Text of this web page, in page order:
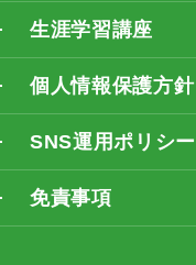
生涯学習講座
個人情報保護方針
SNS運用ポリシー
免責事項